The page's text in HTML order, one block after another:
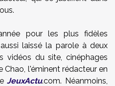
pour les plus fidèles
laissé la parole à deux
vidéos du site, cinéphages
Chao, l'éminent rédacteur en
JeuxActu.com. Néanmoins,